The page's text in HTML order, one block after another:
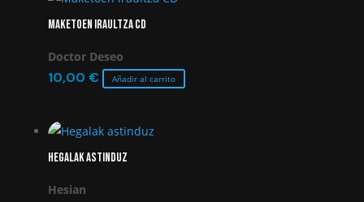
Maketoen iraultza CD
Doctor Deseo
10,00 € Añadir al carrito
Hegalak astinduz
Hesian